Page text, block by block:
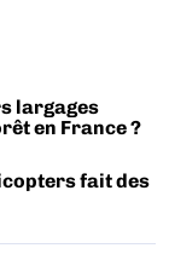
largages
en France ?
fait des